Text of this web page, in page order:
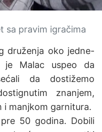
sa pravim igračima
druženja oko jedne-
je Malac uspeo da
da dostižemo
znanjem,
manjkom garnitura.
50 godina. Dobili